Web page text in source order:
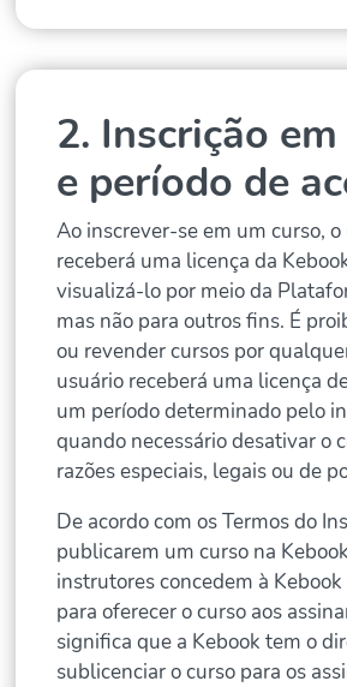
2. Inscrição
e período de
Ao inscrever-se em um curso,
receberá uma licença da
visualizá-lo por meio da
mas não para outros fins. É
ou revender cursos por
usuário receberá uma licença
um período determinado pelo
quando necessário desativar o
razões especiais, legais ou de
De acordo com os Termos do
publicarem um curso na
instrutores concedem à
para oferecer o curso aos
significa que a Kebook tem o
sublicenciar o curso para os